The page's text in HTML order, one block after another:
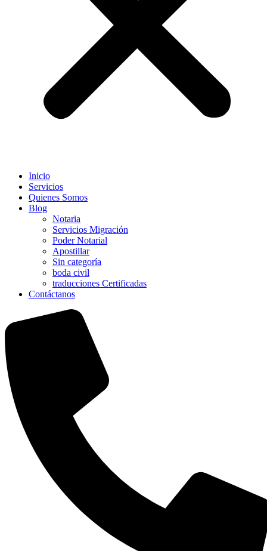
Inicio
Servicios
Quienes Somos
Blog
Notaria
Servicios Migración
Poder Notarial
Apostillar
Sin categoría
boda civil
traducciones Certificadas
Contáctanos